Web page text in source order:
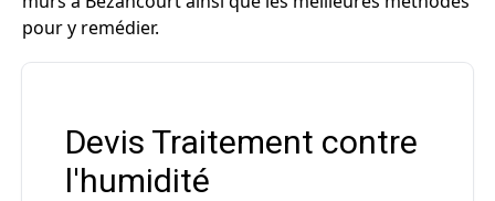
pour y remédier.
Devis Traitement contre
l'humidité